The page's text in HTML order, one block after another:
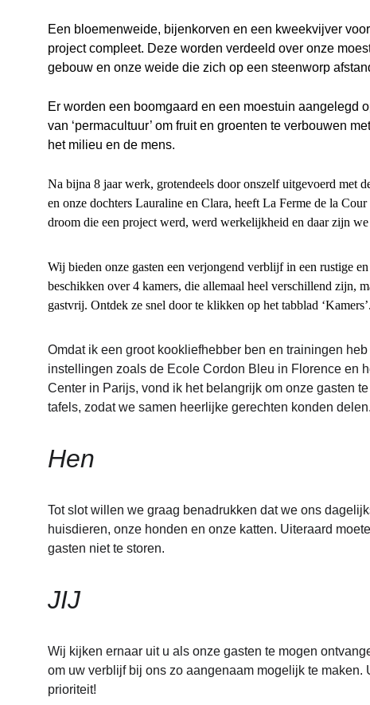
Een bloemenweide, bijenkorven en een kweekvijver
project compleet. Deze worden verdeeld over onze
gebouw en onze weide die zich op een steenworp
Er worden een boomgaard en een moestuin aangelegd
van ‘permacultuur’ om fruit en groenten te verbouwen
het milieu en de mens.
Na bijna 8 jaar werk, grotendeels door onszelf uitgevoerd met
en onze dochters Lauraline en Clara, heeft La Ferme de la
droom die een project werd, werd werkelijkheid en daar zijn
Wij bieden onze gasten een verjongend verblijf in een rustige
beschikken over 4 kamers, die allemaal heel verschillend zijn,
gastvrij. Ontdek ze snel door te klikken op het tabblad ‘Kamers’.
Omdat ik een groot kookliefhebber ben en trainingen
instellingen zoals de Ecole Cordon Bleu in Florence en
Center in Parijs, vond ik het belangrijk om onze gasten
tafels, zodat we samen heerlijke gerechten konden delen.
Hen
Tot slot willen we graag benadrukken dat we ons
huisdieren, onze honden en onze katten. Uiteraard
gasten niet te storen.
JIJ
Wij kijken ernaar uit u als onze gasten te mogen
om uw verblijf bij ons zo aangenaam mogelijk te maken.
prioriteit!